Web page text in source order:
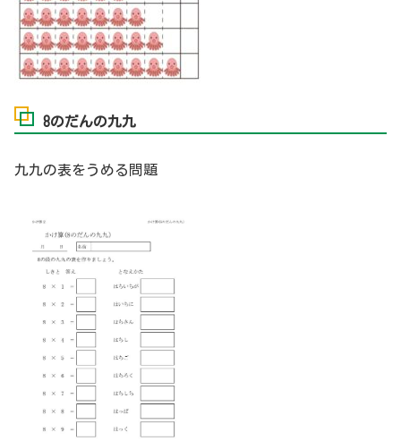
8のだんの九九
九九の表をうめる問題